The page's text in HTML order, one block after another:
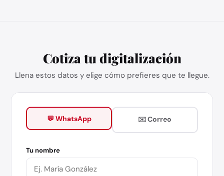
Cotiza tu digitalización
Llena estos datos y elige cómo prefieres que te llegue.
💬 WhatsApp ✉️ Correo
Tu nombre